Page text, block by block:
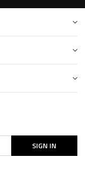
SIGN IN